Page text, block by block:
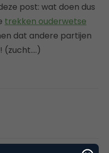
post: wat doen dus
trekken ouderwetse
dat andere partijen
(zucht….)